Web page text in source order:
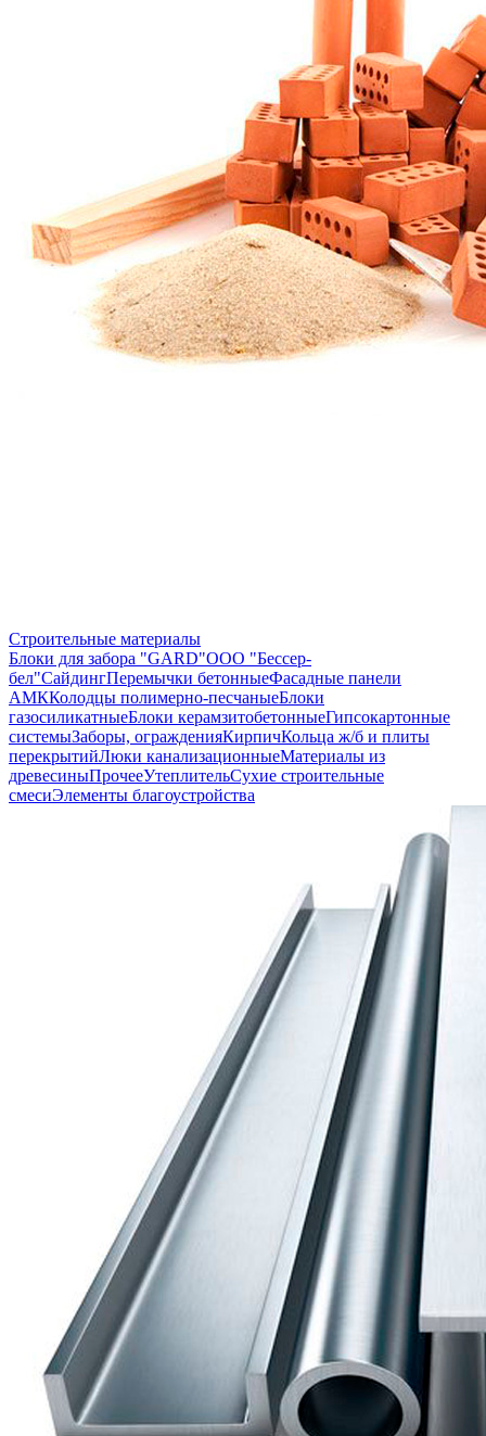
Строительные материалы
Блоки для забора "GARD"ООО "Бессер-
бел"СайдингПеремычки бетонныеФасадные панели
АМККолодцы полимерно-песчаныеБлоки
газосиликатныеБлоки керамзитобетонныеГипсокартонные
системыЗаборы, огражденияКирпичКольца ж/б и плиты
перекрытийЛюки канализационныеМатериалы из
древесиныПрочееУтеплительСухие строительные
смесиЭлементы благоустройства